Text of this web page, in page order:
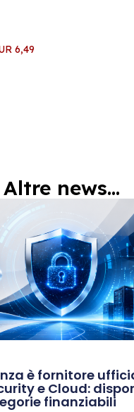
6,49
Altre news...
è fornitore
e Cloud:
finanziabili